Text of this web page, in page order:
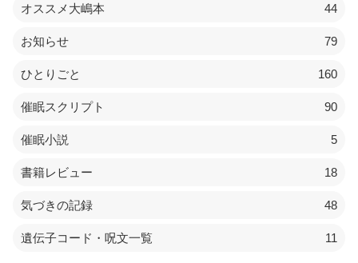
オススメ大嶋本 44
お知らせ 79
ひとりごと 160
催眠スクリプト 90
催眠小説 5
書籍レビュー 18
気づきの記録 48
遺伝子コード・呪文一覧 11